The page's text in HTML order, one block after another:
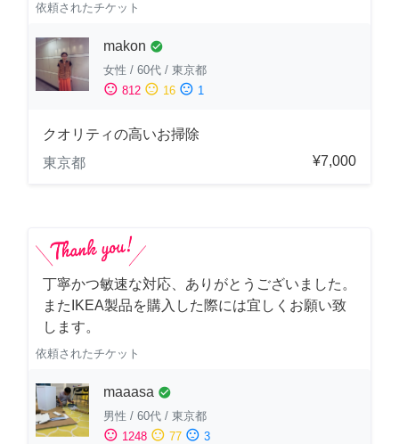
依頼されたチケット
makon check_circle
女性 / 60代 / 東京都
sentiment_satisfied 812 sentiment_neutral 16 sentiment_dissatisfied 1
クオリティの高いお掃除
東京都
¥7,000
丁寧かつ敏速な対応、ありがとうございました。
またIKEA製品を購入した際には宜しくお願い致
します。
依頼されたチケット
maaasa check_circle
男性 / 60代 / 東京都
sentiment_satisfied 1248 sentiment_neutral 77 sentiment_dissatisfied 3